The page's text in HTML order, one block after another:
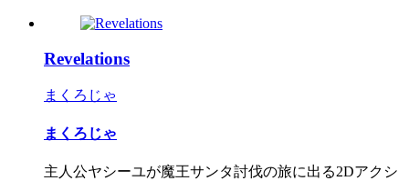
Revelations
まくろじゃ
まくろじゃ
主人公ヤシーユが魔王サンタ討伐の旅に出る2Dアクシ